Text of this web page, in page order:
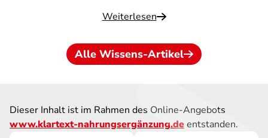
Weiterlesen
Alle Wissens-Artikel
Dieser Inhalt ist im Rahmen des Online-Angebots
www.klartext-nahrungsergänzung.deentstanden.